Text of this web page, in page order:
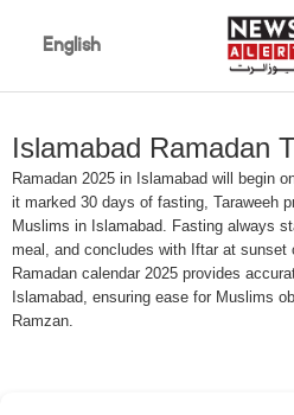
English
Islamabad Ramadan
Ramadan 2025 in Islamabad will begin
it marked 30 days of fasting, Taraweeh
Muslims in Islamabad. Fasting always
meal, and concludes with Iftar at sunset
Ramadan calendar 2025 provides
Islamabad, ensuring ease for Muslims
Ramzan.